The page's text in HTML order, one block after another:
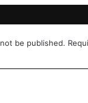
be published.